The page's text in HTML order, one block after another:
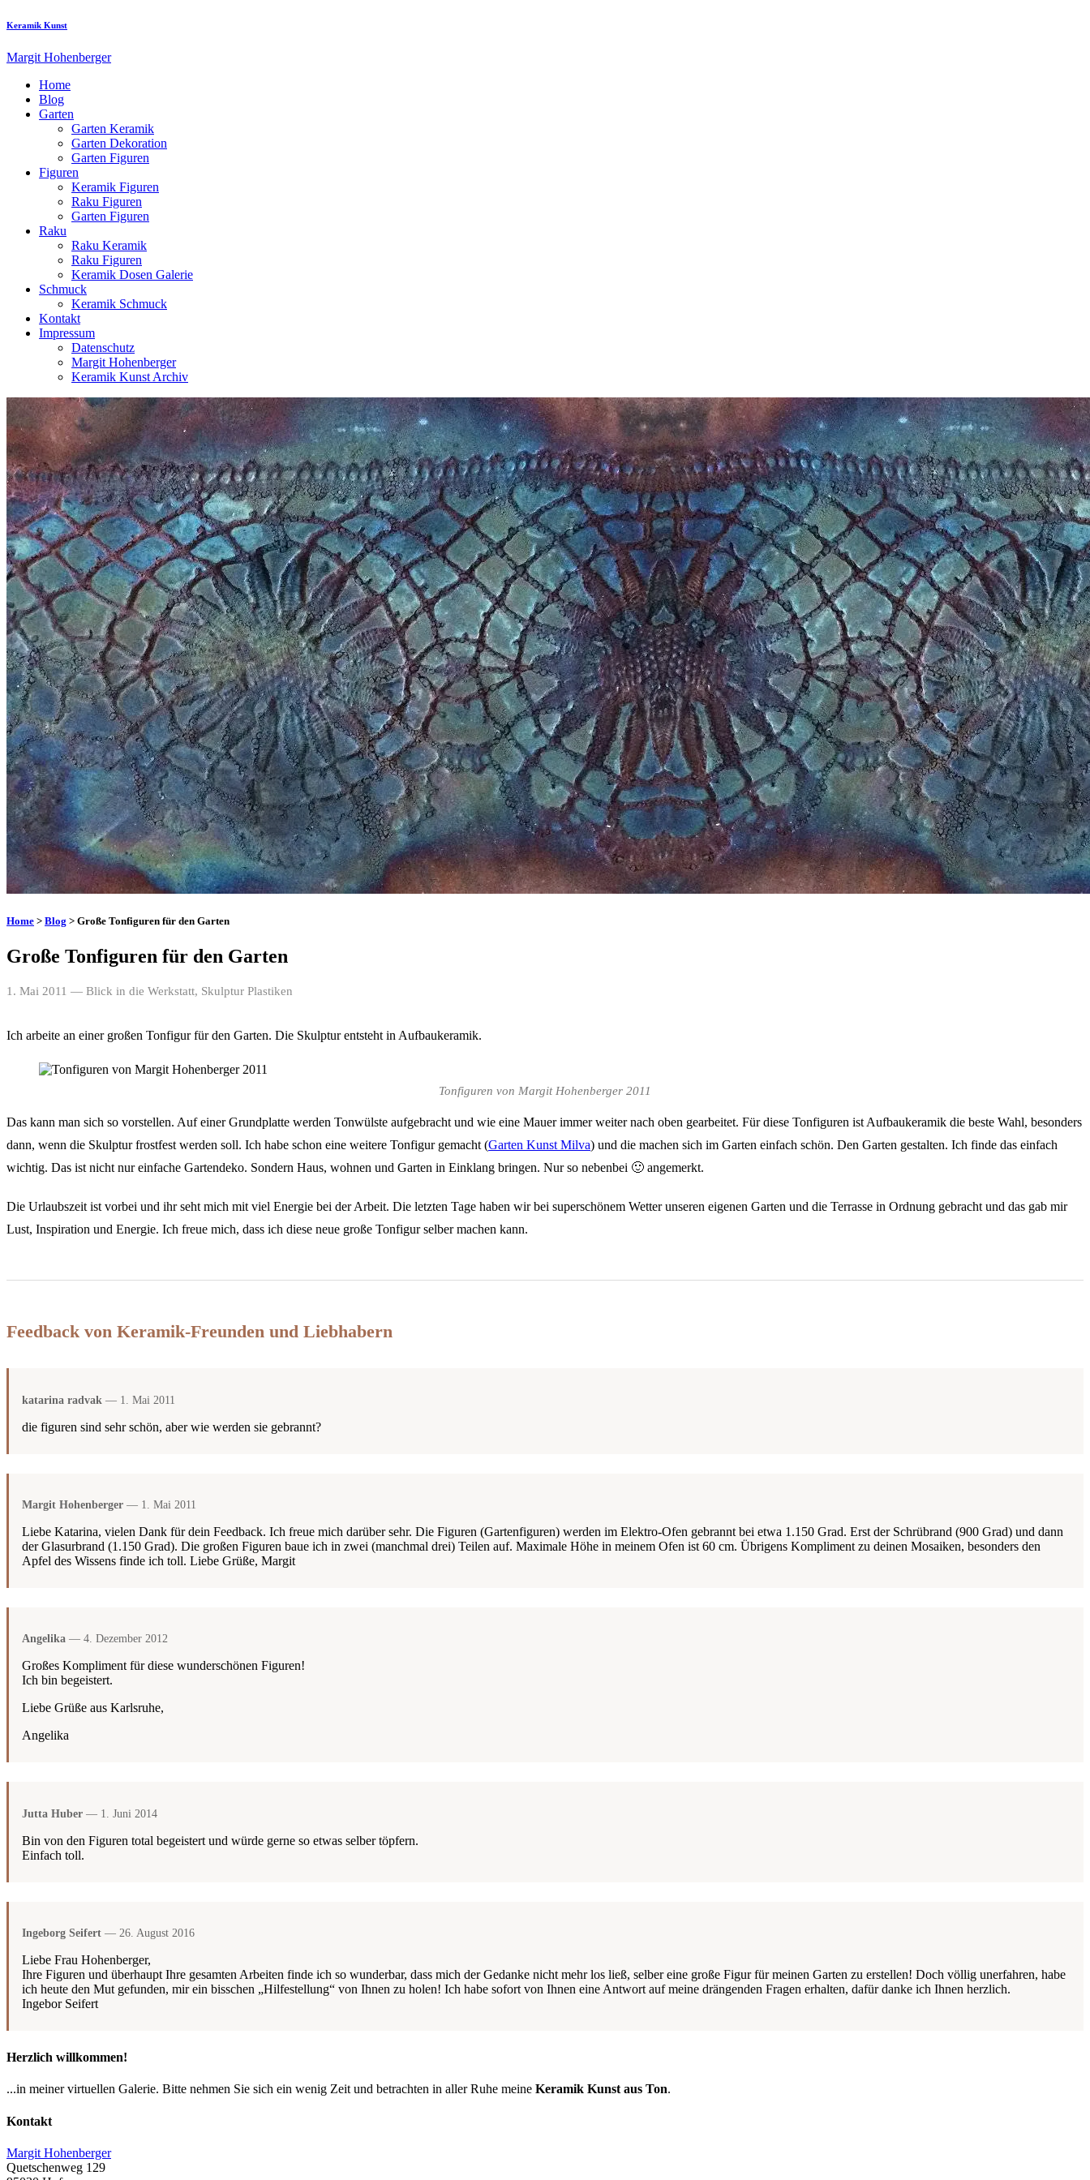
Keramik Kunst
Margit Hohenberger
Home
Blog
Garten
Garten Keramik
Garten Dekoration
Garten Figuren
Figuren
Keramik Figuren
Raku Figuren
Garten Figuren
Raku
Raku Keramik
Raku Figuren
Keramik Dosen Galerie
Schmuck
Keramik Schmuck
Kontakt
Impressum
Datenschutz
Margit Hohenberger
Keramik Kunst Archiv
Home > Blog > Große Tonfiguren für den Garten
Große Tonfiguren für den Garten
1. Mai 2011 — Blick in die Werkstatt, Skulptur Plastiken
Ich arbeite an einer großen Tonfigur für den Garten. Die Skulptur entsteht in Aufbaukeramik.
Tonfiguren von Margit Hohenberger 2011
Das kann man sich so vorstellen. Auf einer Grundplatte werden Tonwülste aufgebracht und wie eine Mauer immer weiter nach oben gearbeitet. Für diese Tonfiguren ist Aufbaukeramik die beste Wahl, besonders
dann, wenn die Skulptur frostfest werden soll. Ich habe schon eine weitere Tonfigur gemacht (Garten Kunst Milva) und die machen sich im Garten einfach schön. Den Garten gestalten. Ich finde das einfach
wichtig. Das ist nicht nur einfache Gartendeko. Sondern Haus, wohnen und Garten in Einklang bringen. Nur so nebenbei 🙂 angemerkt.
Die Urlaubszeit ist vorbei und ihr seht mich mit viel Energie bei der Arbeit. Die letzten Tage haben wir bei superschönem Wetter unseren eigenen Garten und die Terrasse in Ordnung gebracht und das gab mir
Lust, Inspiration und Energie. Ich freue mich, dass ich diese neue große Tonfigur selber machen kann.
Feedback von Keramik-Freunden und Liebhabern
katarina radvak — 1. Mai 2011
die figuren sind sehr schön, aber wie werden sie gebrannt?
Margit Hohenberger — 1. Mai 2011
Liebe Katarina, vielen Dank für dein Feedback. Ich freue mich darüber sehr. Die Figuren (Gartenfiguren) werden im Elektro-Ofen gebrannt bei etwa 1.150 Grad. Erst der Schrübrand (900 Grad) und dann
der Glasurbrand (1.150 Grad). Die großen Figuren baue ich in zwei (manchmal drei) Teilen auf. Maximale Höhe in meinem Ofen ist 60 cm. Übrigens Kompliment zu deinen Mosaiken, besonders den
Apfel des Wissens finde ich toll. Liebe Grüße, Margit
Angelika — 4. Dezember 2012
Großes Kompliment für diese wunderschönen Figuren!
Ich bin begeistert.
Liebe Grüße aus Karlsruhe,
Angelika
Jutta Huber — 1. Juni 2014
Bin von den Figuren total begeistert und würde gerne so etwas selber töpfern.
Einfach toll.
Ingeborg Seifert — 26. August 2016
Liebe Frau Hohenberger,
Ihre Figuren und überhaupt Ihre gesamten Arbeiten finde ich so wunderbar, dass mich der Gedanke nicht mehr los ließ, selber eine große Figur für meinen Garten zu erstellen! Doch völlig unerfahren, habe
ich heute den Mut gefunden, mir ein bisschen „Hilfestellung“ von Ihnen zu holen! Ich habe sofort von Ihnen eine Antwort auf meine drängenden Fragen erhalten, dafür danke ich Ihnen herzlich.
Ingebor Seifert
Herzlich willkommen!
...in meiner virtuellen Galerie. Bitte nehmen Sie sich ein wenig Zeit und betrachten in aller Ruhe meine Keramik Kunst aus Ton.
Kontakt
Margit Hohenberger
Quetschenweg 129